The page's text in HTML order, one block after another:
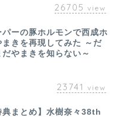
26705 view
パーの豚ホルモンで西成ホ
まきを再現してみた ～だ
やまきを知らない～
23741 view
典まとめ】水樹奈々38th